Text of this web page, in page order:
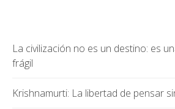
La civilización no es un destino: es
frágil
Krishnamurti: La libertad de pensar